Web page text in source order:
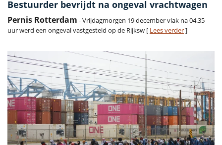
Bestuurder bevrijdt na ongeval vrachtwagen
Pernis Rotterdam - Vrijdagmorgen 19 december vlak na 04.35
uur werd een ongeval vastgesteld op de Rijksw [ Lees verder]